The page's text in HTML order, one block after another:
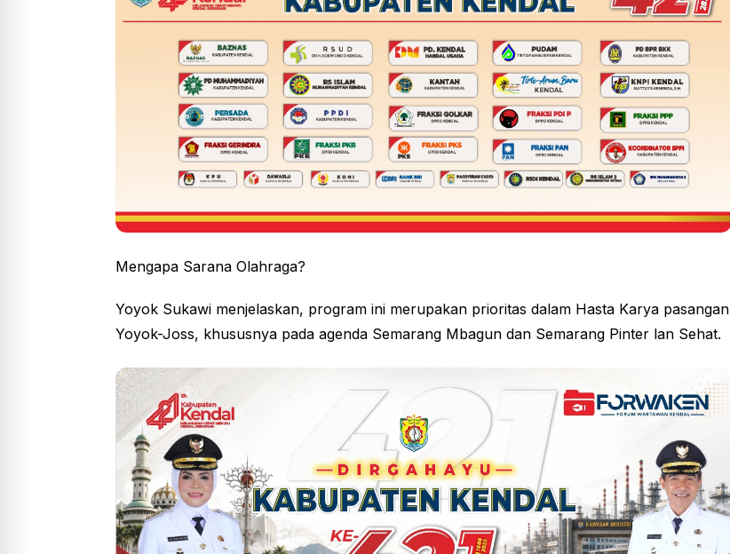
Mengapa Sarana Olahraga?
Yoyok Sukawi menjelaskan, program ini merupakan prioritas dalam Hasta Karya pasangan
Yoyok-Joss, khususnya pada agenda Semarang Mbagun dan Semarang Pinter lan Sehat.